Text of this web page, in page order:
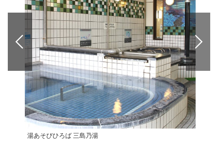
湯あそびひろば 三島乃湯